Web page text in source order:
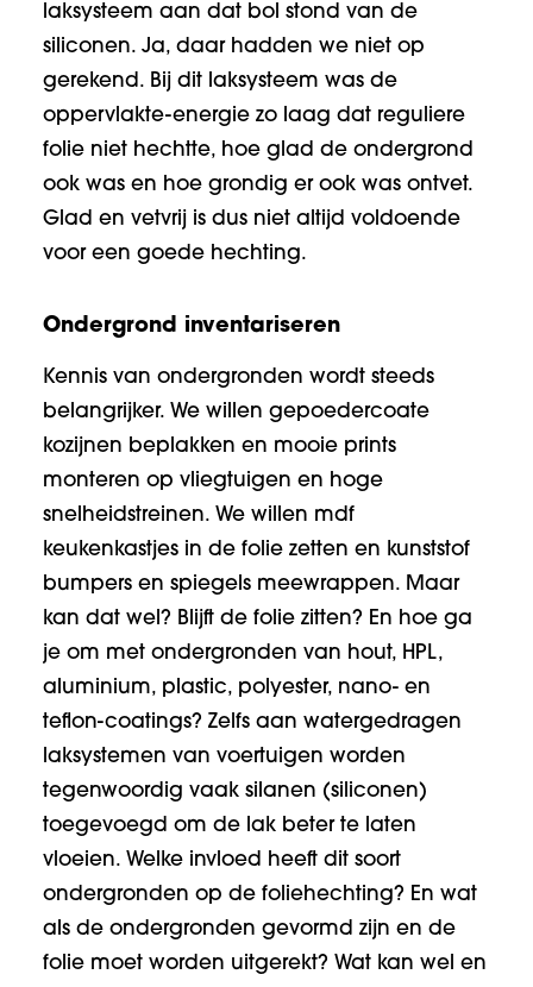
laksysteem aan dat bol stond van de
siliconen. Ja, daar hadden we niet op
gerekend. Bij dit laksysteem was de
oppervlakte-energie zo laag dat reguliere
folie niet hechtte, hoe glad de ondergrond
ook was en hoe grondig er ook was ontvet.
Glad en vetvrij is dus niet altijd voldoende
voor een goede hechting.
Ondergrond inventariseren
Kennis van ondergronden wordt steeds
belangrijker. We willen gepoedercoate
kozijnen beplakken en mooie prints
monteren op vliegtuigen en hoge
snelheidstreinen. We willen mdf
keukenkastjes in de folie zetten en kunststof
bumpers en spiegels meewrappen. Maar
kan dat wel? Blijft de folie zitten? En hoe ga
je om met ondergronden van hout, HPL,
aluminium, plastic, polyester, nano- en
teflon-coatings? Zelfs aan watergedragen
laksystemen van voertuigen worden
tegenwoordig vaak silanen (siliconen)
toegevoegd om de lak beter te laten
vloeien. Welke invloed heeft dit soort
ondergronden op de foliehechting? En wat
als de ondergronden gevormd zijn en de
folie moet worden uitgerekt? Wat kan wel en